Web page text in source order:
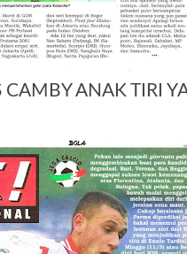
ANAK TIRI